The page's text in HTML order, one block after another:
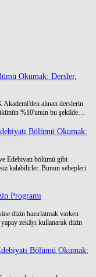
Okumak: Dersler,
alınan derslerin
%10'unun bu şekilde…
Bölümü Okumak:
Edebiyatı bölümü gibi
kalabilirler. Bunun sebepleri
Programı
dizin hazırlatmak varken
zekâyı kullanarak dizin
Bölümü Okumak: